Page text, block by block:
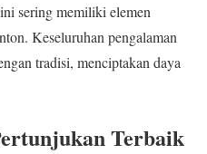
sering memiliki elemen
Keseluruhan pengalaman
tradisi, menciptakan daya
Terbaik